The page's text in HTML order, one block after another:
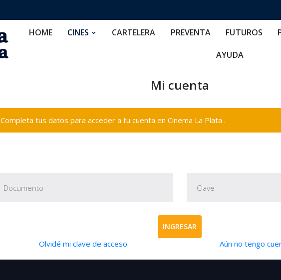
HOME CINES CARTELERA PREVENTA FUTUROS
AYUDA
Mi cuenta
Completa tus datos para acceder a tu cuenta en Cinema La Plata .
INGRESAR
Olvidé mi clave de acceso Aún no tengo